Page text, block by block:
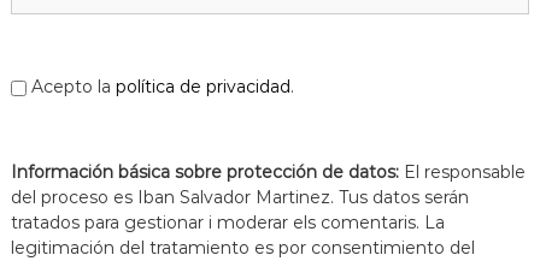
a
Acepto la política de privacidad.
Información básica sobre protección de datos: El responsable
del proceso es Iban Salvador Martinez. Tus datos serán
tratados para gestionar i moderar els comentaris. La
legitimación del tratamiento es por consentimiento del